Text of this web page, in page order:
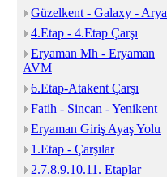
Güzelkent - Galaxy - Arya
4.Etap - 4.Etap Çarşı
Eryaman Mh - Eryaman
AVM
6.Etap-Atakent Çarşı
Fatih - Sincan - Yenikent
Eryaman Giriş Ayaş Yolu
1.Etap - Çarşılar
2.7.8.9.10.11. Etaplar